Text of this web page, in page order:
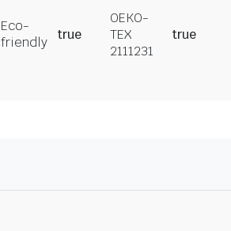
Eco-
friendly
true
OEKO-
TEX
2111231
true